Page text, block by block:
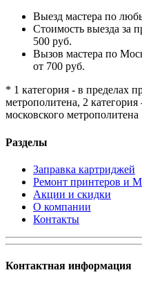
Выезд мастера по
Стоимость выезда за
500 руб.
Вызов мастера по
от 700 руб.
* 1 категория - в пределах
метрополитена, 2
московского метрополитена
Разделы
Заправка картриджей
Ремонт принтеров и
Акции и скидки
О компании
Контакты
Контактная информация